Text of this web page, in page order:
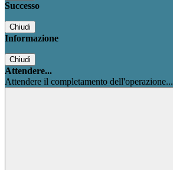
Successo
Chiudi
Informazione
Chiudi
Attendere...
Attendere il completamento dell'operazione...